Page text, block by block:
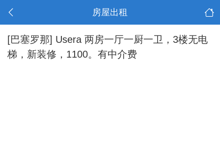
房屋出租
[巴塞罗那] Usera 两房一厅一厨一卫，3楼无电
梯，新装修，1100。有中介费